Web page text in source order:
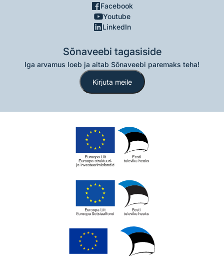
Facebook
Youtube
LinkedIn
Sõnaveebi tagasiside
Iga arvamus loeb ja aitab Sõnaveebi paremaks teha!
Kirjuta meile